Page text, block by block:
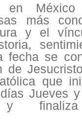
en
más
y el
fecha se
de
que
Jueves
y